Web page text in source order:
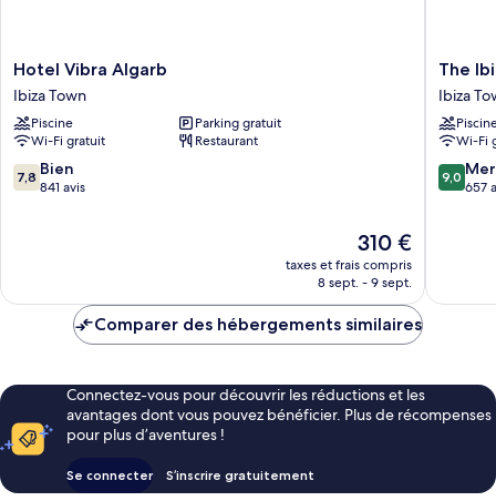
Hotel
Vibra
Algarb
Ibiza
Town
Hotel Vibra Algarb
Ibiza Town
Piscine
Parking gratuit
Wi-Fi gratuit
Restaurant
7.8
sur
7,8 Bien
841 avis
Le
nouveau
prix
de
310 €
taxes et frais compris
8 sept. - 9 sept.
The
Ibiza
Twiins
Hotel
Ibiza
Town
The
Ibiza
Wi-Fi
9.0
sur
9,0
657
Comparer des hébergements similaires
Connectez-vous pour découvrir les réductions et les
avantages dont vous pouvez bénéficier. Plus de récompenses
pour plus d’aventures !
Se connecter S’inscrire gratuitement